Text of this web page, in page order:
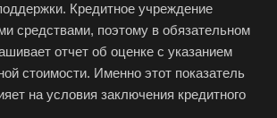
Кредитное учреждение
средствами, поэтому в обязательном
отчет об оценке с указанием
стоимости. Именно этот показатель
на условия заключения кредитного